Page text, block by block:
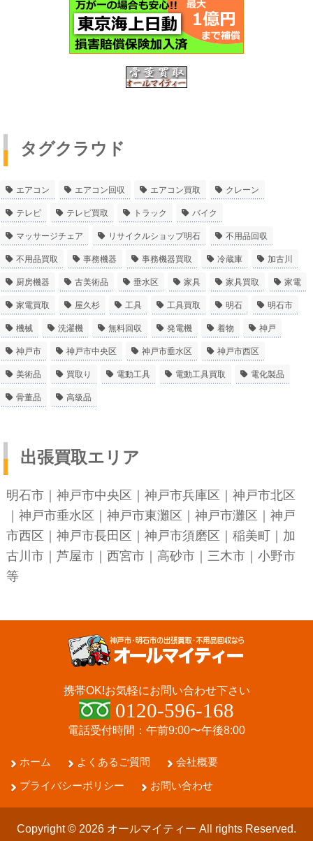
タグクラウド
エアコン エアコン回収 エアコン買取 クレーン
テレビ テレビ買取 トラック バイク
マッサージチェア リサイクルショップ明石 不用品回収
不用品買取 事務機器 事務機器買取 冷蔵庫 加古川
厨房機器 古美術品 垂水区 家具 家具買取 家電
家電買取 屋久杉 工具 工具買取 明石 明石市
機械 洗濯機 無料回収 発電機 着物 神戸
神戸市 神戸市中央区 神戸市垂水区 神戸市西区
美術品 買取り 電動工具 電動工具買取 電化製品
骨董品 高級品
出張買取エリア
明石市｜ 神戸市中央区 神戸市兵庫区
神戸市北区
神戸市垂水区 神戸市東灘区 神戸市灘区
神戸
市西区
神戸市長田区 神戸市須磨区
｜稲美町｜加
古川市｜芦屋市｜西宮市｜高砂市｜三木市｜小野市
等
携帯OK!お気軽にお問い合わせ下さい
0120-596-168
電話受付時間：午前9:00〜午後8:00
ホーム よくあるご質問
会社概要
プライバシーポリシー
お問い合わせ
Copyright © 2026 オールマイティー All rights Reserved.